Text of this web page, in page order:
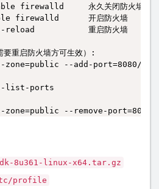
firewalld     永久关闭防火墙  重
firewalld      开启防火墙     重
reload           重启防火墙
要重启防火墙方可生效）:
--add-port=8080/tcp
list-ports
--remove-port=8080/
8u361-linux-x64.tar.gz
profile